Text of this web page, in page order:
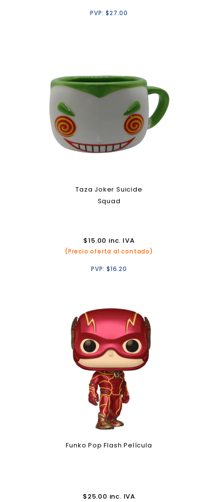
PVP:$27.00
Taza Joker Suicide
Squad
$15.00 inc. IVA
(Precio oferta al contado)
PVP:$16.20
Funko Pop Flash Película
$25.00 inc. IVA